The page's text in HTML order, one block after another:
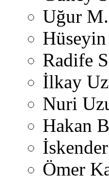
Uğur
Radife
İlkay
Nuri
Hakan
Ömer